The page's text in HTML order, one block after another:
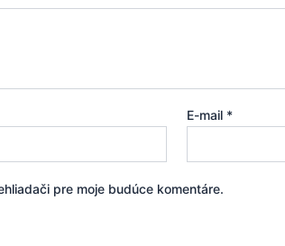
E-mail *
pre moje budúce komentáre.